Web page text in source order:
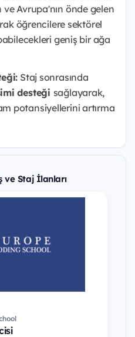
Avrupa'nın önde gelen
öğrencilere sektörel
geniş bir ağa
Staj sonrasında
desteği sağlayarak,
potansiyellerini artırma
ve Staj İlanları